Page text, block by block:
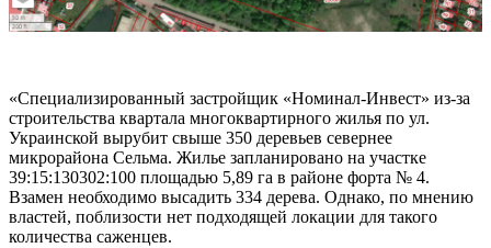
«Специализированный застройщик «Номинал-Инвест» из-за
строительства квартала многоквартирного жилья по ул.
Украинской вырубит свыше 350 деревьев севернее
микрорайона Сельма. Жилье запланировано на участке
39:15:130302:100 площадью 5,89 га в районе форта № 4.
Взамен необходимо высадить 334 дерева. Однако, по мнению
властей, поблизости нет подходящей локации для такого
количества саженцев.